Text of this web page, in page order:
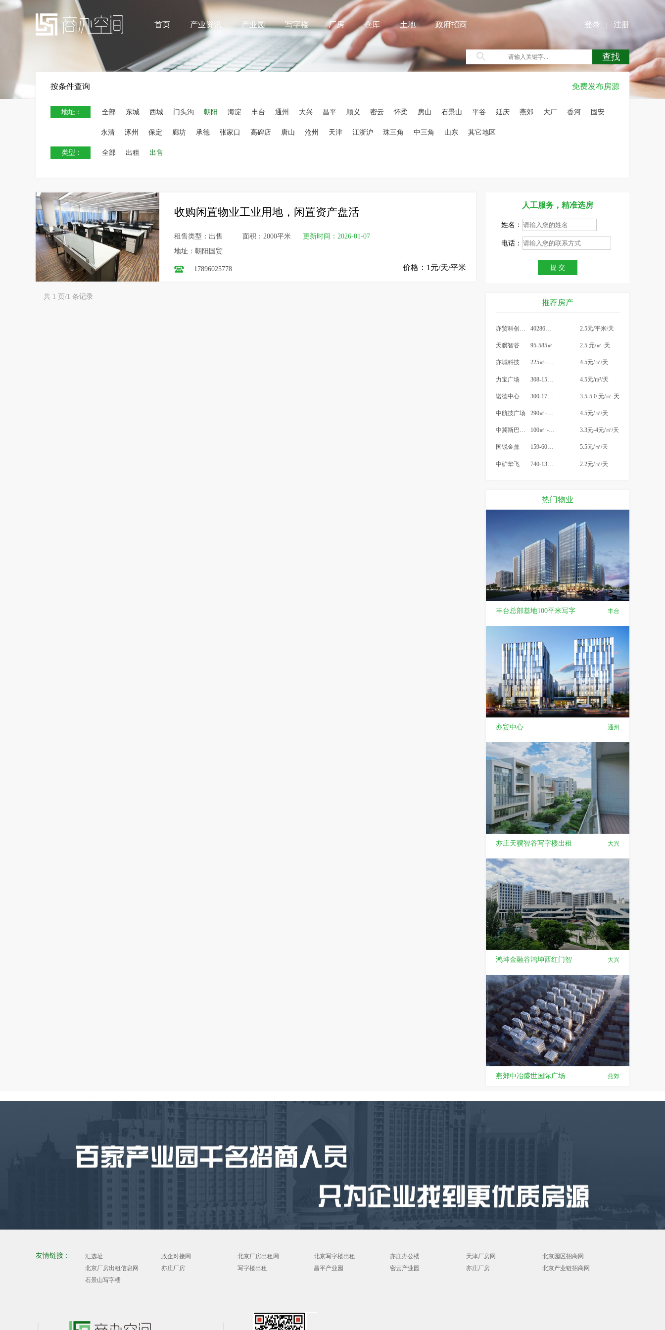
首页 产业资讯 产业园 写字楼 厂房 仓库 土地 政府招商 登录 | 注册
免费发布房源
按条件查询
地址： 全部 东城 西城 门头沟 朝阳 海淀 丰台 通州 大兴 昌平 顺义 密云 怀柔 房山 石景山 平谷 延庆 燕郊 大厂 香河 固安
永清 涿州 保定 廊坊 承德 张家口 高碑店 唐山 沧州 天津 江浙沪 珠三角 中三角 山东 其它地区
类型： 全部 出租 出售
收购闲置物业工业用地，闲置资产盘活
租售类型：出售 面积：2000平米
更新时间：2026-01-07
地址：朝阳国贸
17896025778 价格：1元/天/平米
共 1 页/1 条记录
人工服务，精准选房
姓名：
电话：
推荐房产
亦贸科创中心 40286平方米 2.5元/平米/天
天骥智谷 95-585㎡ 2.5 元/㎡·天
亦城科技 225㎡-1456㎡ 4.5元/㎡/天
力宝广场 4.5元/m²/天
诺德中心 3.5-5.0 元/㎡·天
中航技广场 290㎡-23000㎡（可分割） 4.5元/㎡/天
中冀斯巴鲁大厦 100㎡ -1000㎡ 3.3元-4元/㎡/天
国锐金鼎 159-600平米 5.5元/㎡/天
中矿华飞 2.2元/㎡/天
热门物业
丰台
丰台总部基地100平米写字
通州
亦贸中心
大兴
亦庄天骥智谷写字楼出租
大兴
鸿坤金融谷鸿坤西红门智
燕郊
燕郊中冶盛世国际广场
友情链接： 汇选址 政企对接网 北京厂房出租网 北京写字楼出租 亦庄办公楼 天津厂房网
北京园区招商网
北京厂房出租信息网
亦庄厂房 写字楼出租 昌平产业园 密云产业园 亦庄厂房
北京产业链招商网
石景山写字楼